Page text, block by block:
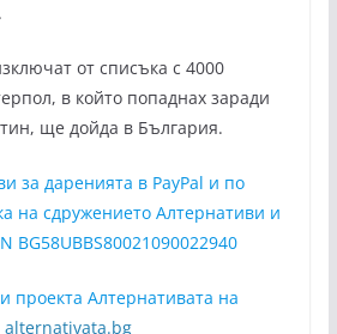
от списъка с 4000
в който попаднах заради
ще дойда в България.
за даренията в PayPal и по
на сдружението Алтернативи и
BG58UBBS80021090022940
проекта Алтернативата на
alternativata.bg